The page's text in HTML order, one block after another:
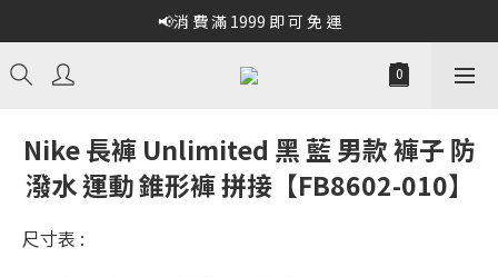
📢消 費 滿 1999 即 可 免 運
Nike 長褲 Unlimited 黑 藍 男款 褲子 防
潑水 運動 錐形褲 拼接【FB8602-010】
尺寸表 :